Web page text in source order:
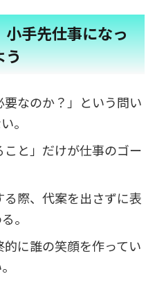
手先仕事になっ
う
なのか？」という問い
。
と」だけが仕事のゴー
際、代案を出さずに表
。
に誰の笑顔を作ってい